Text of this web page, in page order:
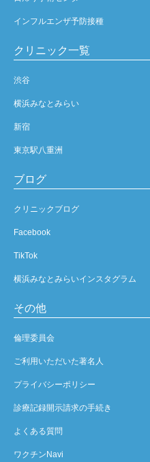
インフルエンザ予防接種
クリニック一覧
渋谷
横浜みなとみらい
新宿
東京駅八重洲
ブログ
クリニックブログ
Facebook
TikTok
横浜みなとみらいインスタグラム
その他
倫理委員会
ご利用いただいた著名人
プライバシーポリシー
診療記録開示請求の手続き
よくある質問
ワクチンNavi